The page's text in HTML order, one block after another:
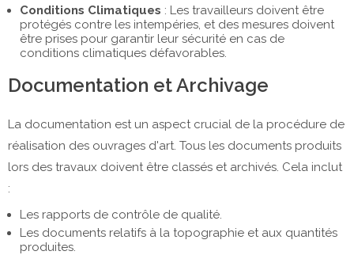
Conditions Climatiques : Les travailleurs doivent être
protégés contre les intempéries, et des mesures doivent
être prises pour garantir leur sécurité en cas de
conditions climatiques défavorables.
Documentation et Archivage
La documentation est un aspect crucial de la procédure de
réalisation des ouvrages d'art. Tous les documents produits
lors des travaux doivent être classés et archivés. Cela inclut
:
Les rapports de contrôle de qualité.
Les documents relatifs à la topographie et aux quantités
produites.